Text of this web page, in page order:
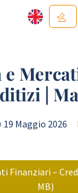
e
|
19 Maggio 2026
Finanziari –
MB)